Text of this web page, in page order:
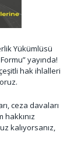
Yükümlüsü
yayında!
hak ihlalleri
ceza davaları
kalıyorsanız,